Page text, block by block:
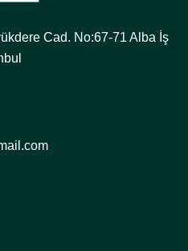
Cad. No:67-71 Alba İş